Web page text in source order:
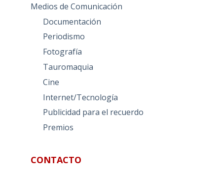
Medios de Comunicación
Documentación
Periodismo
Fotografía
Tauromaquia
Cine
Internet/Tecnología
Publicidad para el recuerdo
Premios
CONTACTO